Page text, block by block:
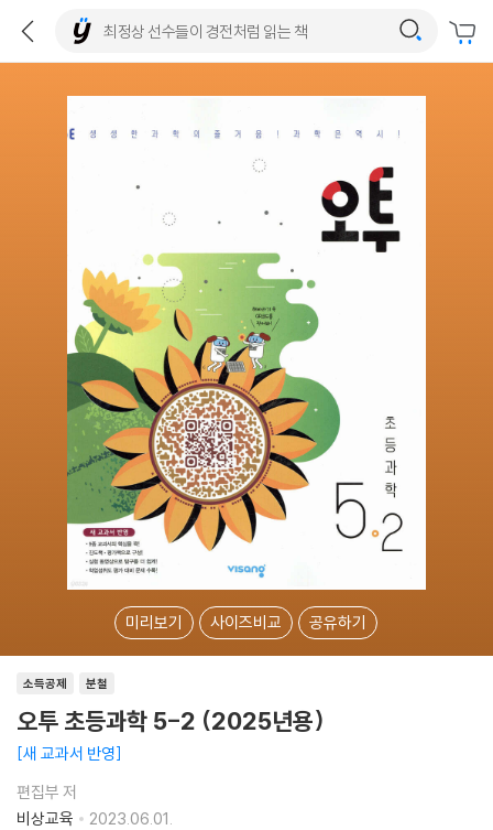
미리보기 사이즈비교 공유하기
소득공제 분철
오투 초등과학 5-2 (2025년용)
새 교과서 반영
편집부 저
비상교육
2023.06.01.